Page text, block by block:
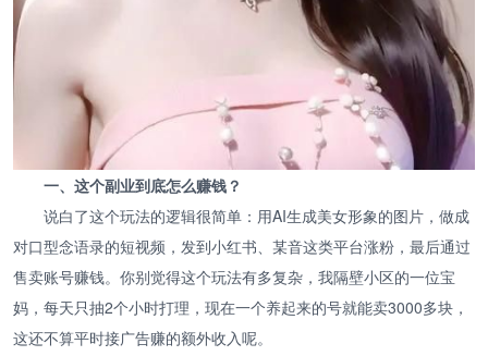
一、这个副业到底怎么赚钱？
说白了这个玩法的逻辑很简单：用AI生成美女形象的图片，做成
对口型念语录的短视频，发到小红书、某音这类平台涨粉，最后通过
售卖账号赚钱。你别觉得这个玩法有多复杂，我隔壁小区的一位宝
妈，每天只抽2个小时打理，现在一个养起来的号就能卖3000多块，
这还不算平时接广告赚的额外收入呢。